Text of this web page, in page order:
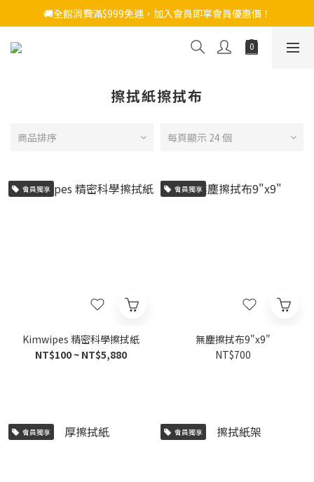
🚚全館消費滿$999免運，加入會員即享會員優惠價！
擦拭紙擦拭布
商品排序 每頁顯示 24 個
會員獨享
Kimwipes 精密科學擦拭紙
NT$100 ~ NT$5,880
會員獨享
無塵擦拭布9"x9"
NT$700
會員獨享 會員獨享